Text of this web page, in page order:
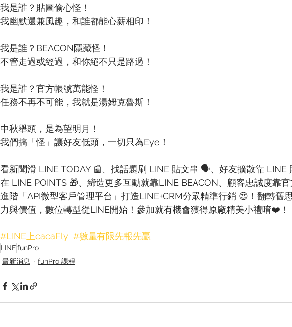
我是誰？貼圖偷心怪！
我幽默還兼風趣，和誰都能心薪相印！
我是誰？BEACON隱藏怪！
不管走過或經過，和你絕不只是路過！
我是誰？官方帳號萬能怪！
任務不再不可能，我就是湯姆克魯斯！
中秋舉頭，是為望明月！
我們搞「怪」讓好友低頭，一切只為Eye！
看新聞滑 LINE TODAY 📰、找話題刷 LINE 貼文串 🗣、好友擴散靠 LINE
在 LINE POINTS 🎁、締造更多互動就靠LINE BEACON、顧客忠誠度靠
進階「API微型客戶管理平台」打造LINE+CRM分眾精準行銷 😍！翻轉舊
力與價值，數位轉型從LINE開始！參加就有機會獲得原廠精美小禮唷❤️！
#LINE上cacaFly #數量有限先報先贏
LINEfunPro
最新消息
funPro 課程